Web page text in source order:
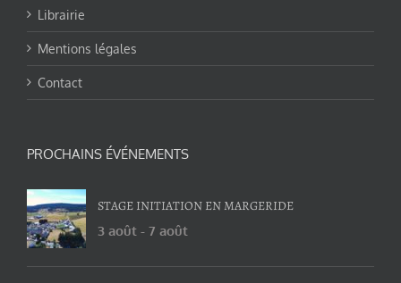
Librairie
Mentions légales
Contact
PROCHAINS ÉVÉNEMENTS
STAGE INITIATION EN MARGERIDE
3 août - 7 août